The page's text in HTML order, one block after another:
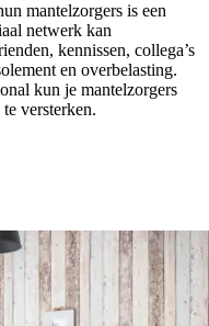
mantelzorgers is een
netwerk kan
kennissen, collega’s
en overbelasting.
kun je mantelzorgers
versterken.